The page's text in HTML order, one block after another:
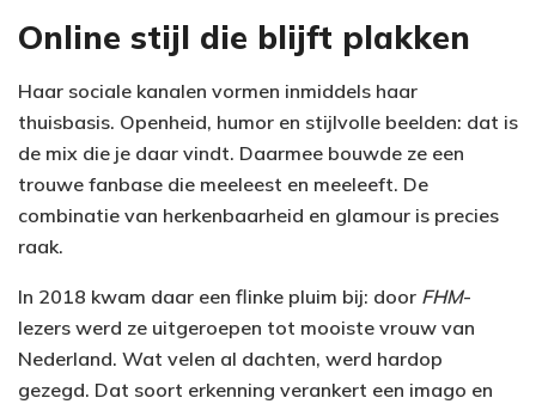
Online stijl die blijft plakken
Haar sociale kanalen vormen inmiddels haar
thuisbasis. Openheid, humor en stijlvolle beelden: dat is
de mix die je daar vindt. Daarmee bouwde ze een
trouwe fanbase die meeleest en meeleeft. De
combinatie van herkenbaarheid en glamour is precies
raak.
In 2018 kwam daar een flinke pluim bij: door FHM-
lezers werd ze uitgeroepen tot mooiste vrouw van
Nederland. Wat velen al dachten, werd hardop
gezegd. Dat soort erkenning verankert een imago en